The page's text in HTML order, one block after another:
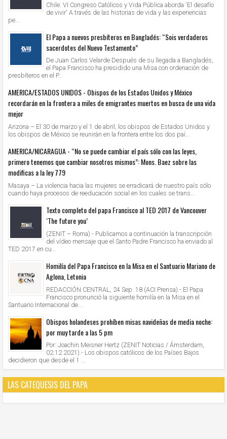
Chile: VI Congreso Católicos y Vida Pública aborda 'El desafío
de vivir' A través de las historias de vida y las experiencias
pe...
El Papa a nuevos presbíteros en Bangladés: “Sois verdaderos
sacerdotes del Nuevo Testamento”
De Juan Carlos Velarde Después de su llegada a Bangladés,
el Papa Francisco ha presidido una Misa con ordenación de
presbíteros en el P...
AMERICA/ESTADOS UNIDOS - Obispos de los Estados Unidos y México
recordarán en la frontera a miles de emigrantes muertos en busca de una vida
mejor
Arizona – El 30 de marzo y el 1 de abril, los obispos de Estados Unidos y
los obispos de México se reunirán en la frontera entre los dos paí...
AMERICA/NICARAGUA - “No se puede cambiar el país sólo con las leyes,
primero tenemos que cambiar nosotros mismos”: Mons. Baez sobre las
modificas a la ley 779
Masaya – La violencia hacia las mujeres se erradicará de nuestro país sólo
cuando haya procesos de reeducación social en los cuales se trans...
Texto completo del papa Francisco al TED 2017 de Vancouver
‘The future you’
(ZENIT – Roma).- Publicamos a continuación la transcripción
del vídeo mensaje que el Santo Padre Francisco ha enviado al
TED 2017 en cu...
Homilía del Papa Francisco en la Misa en el Santuario Mariano de
Aglona, Letonia
REDACCIÓN CENTRAL, 24 Sep. 18 (ACI Prensa).- El Papa
Francisco pronunció la siguiente homilía en la Misa en el
Santuario Internacional de...
Obispos holandeses prohíben misas navideñas de media noche:
por muy tarde a las 5 pm
Por: Joachin Meisner Hertz (ZENIT Noticias / Ámsterdam,
02.12.2021).- Los obispos católicos de los Países Bajos
decidieron que desde el 1 ...
LAS CATEQUESIS DEL PAPA